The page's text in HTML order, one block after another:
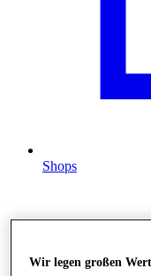
Shops
Wir legen großen